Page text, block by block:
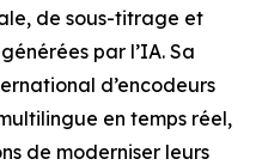
de sous-titrage et
par l’IA. Sa
d’encodeurs
en temps réel,
de moderniser leurs